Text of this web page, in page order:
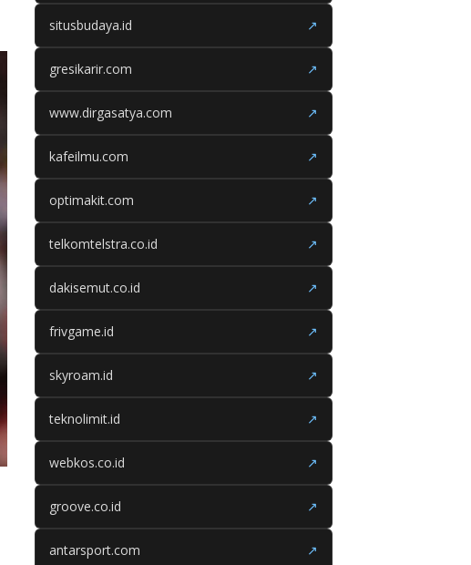
situsbudaya.id ↗
gresikarir.com ↗
www.dirgasatya.com ↗
kafeilmu.com ↗
optimakit.com ↗
telkomtelstra.co.id ↗
dakisemut.co.id ↗
frivgame.id ↗
skyroam.id ↗
teknolimit.id ↗
webkos.co.id ↗
groove.co.id ↗
antarsport.com ↗